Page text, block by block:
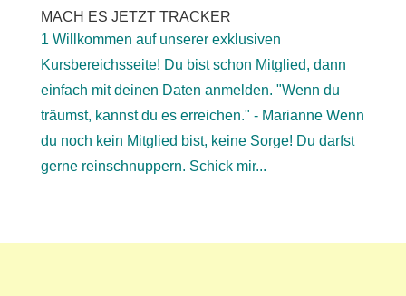
MACH ES JETZT TRACKER
1 Willkommen auf unserer exklusiven
Kursbereichsseite! Du bist schon Mitglied, dann
einfach mit deinen Daten anmelden. "Wenn du
träumst, kannst du es erreichen." - Marianne Wenn
du noch kein Mitglied bist, keine Sorge! Du darfst
gerne reinschnuppern. Schick mir...